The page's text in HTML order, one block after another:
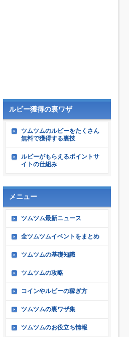
ルビー獲得の裏ワザ
ツムツムのルビーをたくさん
無料で獲得する裏技
ルビーがもらえるポイントサ
イトの仕組み
メニュー
ツムツム最新ニュース
全ツムツムイベントをまとめ
ツムツムの基礎知識
ツムツムの攻略
コインやルビーの稼ぎ方
ツムツムの裏ワザ集
ツムツムのお役立ち情報